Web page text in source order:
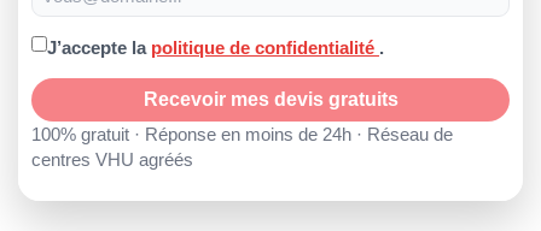
J’accepte la politique de confidentialité .
Recevoir mes devis gratuits
100% gratuit · Réponse en moins de 24h · Réseau de
centres VHU agréés